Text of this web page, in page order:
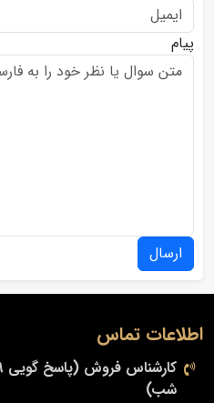
پیام
ارسال
اطلاعات تماس
شب)